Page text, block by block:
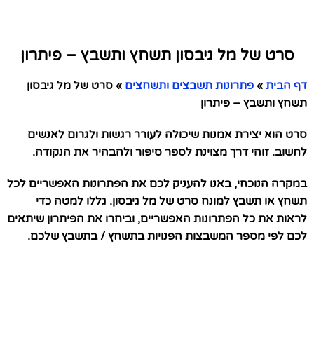
סרט של מל גיבסון תשחץ ותשבץ – פיתרון
דף הבית » פתרונות תשבצים ותשחצים » סרט של מל גיבסון
תשחץ ותשבץ – פיתרון
סרט הוא יצירת אמנות שיכולה לעורר רגשות ולגרום לאנשים
לחשוב. זוהי דרך מצוינת לספר סיפור ולהבהיר את הנקודה.
במקרה הנוכחי, באנו להעניק לכם את הפתרונות האפשריים לכל
תשחץ או תשבץ למונח סרט של מל גיבסון. גללו למטה כדי
לראות את כל הפתרונות האפשריים, וביחרו את הפיתרון שיתאים
לכם לפי מספר המשבצות הפנויות בתשחץ / בתשבץ שלכם.